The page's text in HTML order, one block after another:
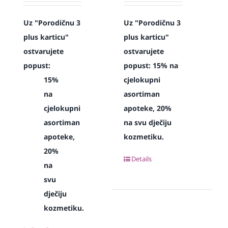
Uz "Porodičnu 3
plus karticu"
ostvarujete
popust:
15%
na
cjelokupni
asortiman
apoteke,
20%
na
svu
dječiju
kozmetiku.
Uz "Porodičnu 3
plus karticu"
ostvarujete
popust: 15% na
cjelokupni
asortiman
apoteke, 20%
na svu dječiju
kozmetiku.
Details